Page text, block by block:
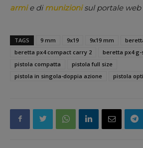
armie dimunizioni sul portale
TAGS 9 mm 9x19 9x19 mm
beretta px4 compact carry 2
beretta px4 g-
pistola compatta
pistola full size
pistola in singola-doppia azione
pistola